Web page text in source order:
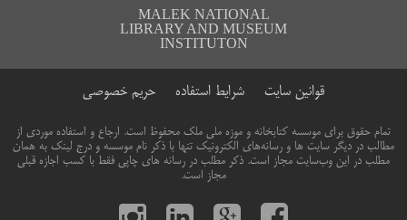
MALEK NATIONAL
LIBRARY AND MUSEUM
INSTITUTON
قوانین سایت شرایط استفاده حریم خصوصی
تمام حقوق برای موسسه کتابخانه و موزه ملی ملک محفوظ است. ارجاع و استفاده موردی از
مطالب در دیگر سایت ها و رسانه‌های الکترونیک تنها با ذکر نام موسسه و درج لینک به همان
مطلب در این وب‌سایت مجاز است. ذکر مطلب در رسانه های چاپی فقط با کسب اجازه قبلی
مجاز است.